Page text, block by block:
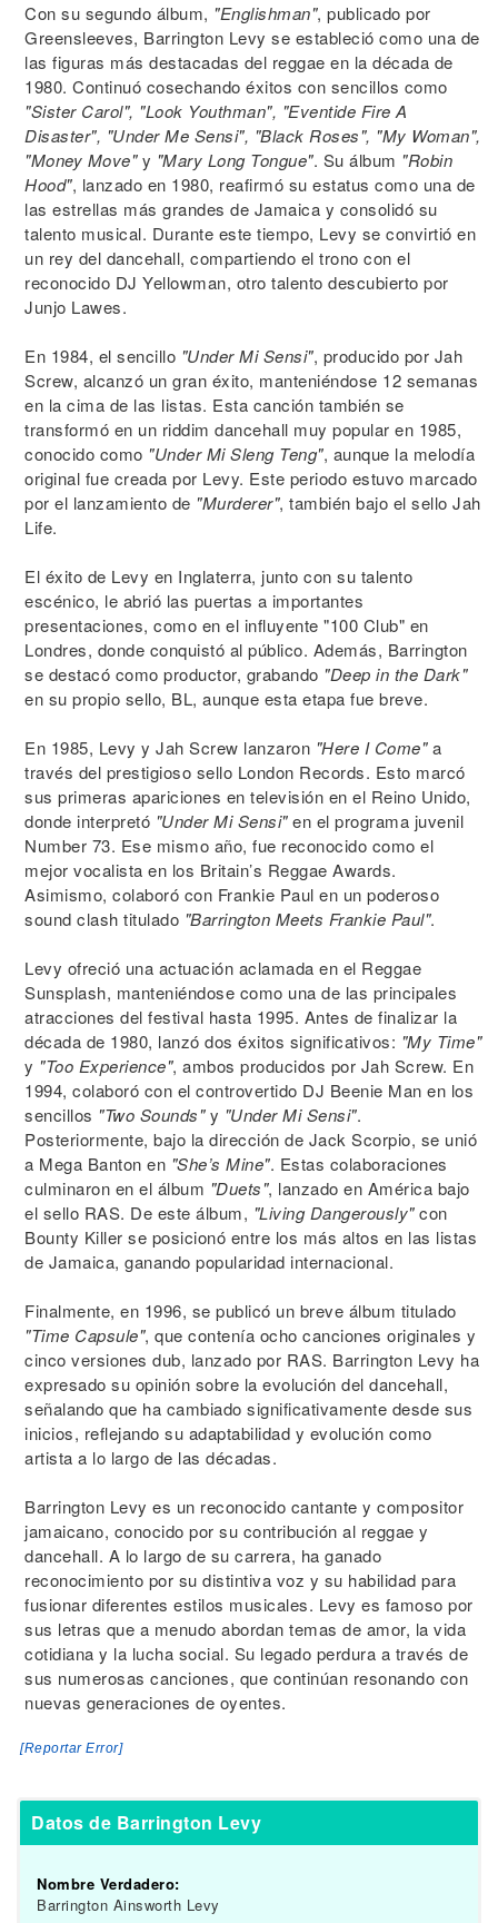
Con su segundo álbum, "Englishman", publicado por
Greensleeves, Barrington Levy se estableció como una de
las figuras más destacadas del reggae en la década de
1980. Continuó cosechando éxitos con sencillos como
"Sister Carol", "Look Youthman", "Eventide Fire A
Disaster", "Under Me Sensi", "Black Roses", "My Woman",
"Money Move"y "Mary Long Tongue". Su álbum "Robin
Hood", lanzado en 1980, reafirmó su estatus como una de
las estrellas más grandes de Jamaica y consolidó su
talento musical. Durante este tiempo, Levy se convirtió en
un rey del dancehall, compartiendo el trono con el
reconocido DJ Yellowman, otro talento descubierto por
Junjo Lawes.
En 1984, el sencillo "Under Mi Sensi", producido por Jah
Screw, alcanzó un gran éxito, manteniéndose 12 semanas
en la cima de las listas. Esta canción también se
transformó en un riddim dancehall muy popular en 1985,
conocido como "Under Mi Sleng Teng", aunque la melodía
original fue creada por Levy. Este periodo estuvo marcado
por el lanzamiento de "Murderer", también bajo el sello Jah
Life.
El éxito de Levy en Inglaterra, junto con su talento
escénico, le abrió las puertas a importantes
presentaciones, como en el influyente "100 Club" en
Londres, donde conquistó al público. Además, Barrington
se destacó como productor, grabando "Deep in the Dark"
en su propio sello, BL, aunque esta etapa fue breve.
En 1985, Levy y Jah Screw lanzaron "Here I Come"a
través del prestigioso sello London Records. Esto marcó
sus primeras apariciones en televisión en el Reino Unido,
donde interpretó "Under Mi Sensi"en el programa juvenil
Number 73. Ese mismo año, fue reconocido como el
mejor vocalista en los Britain’s Reggae Awards.
Asimismo, colaboró con Frankie Paul en un poderoso
sound clash titulado "Barrington Meets Frankie Paul".
Levy ofreció una actuación aclamada en el Reggae
Sunsplash, manteniéndose como una de las principales
atracciones del festival hasta 1995. Antes de finalizar la
década de 1980, lanzó dos éxitos significativos: "My Time"
y "Too Experience", ambos producidos por Jah Screw. En
1994, colaboró con el controvertido DJ Beenie Man en los
sencillos "Two Sounds"y "Under Mi Sensi".
Posteriormente, bajo la dirección de Jack Scorpio, se unió
a Mega Banton en "She’s Mine". Estas colaboraciones
culminaron en el álbum "Duets", lanzado en América bajo
el sello RAS. De este álbum, "Living Dangerously"con
Bounty Killer se posicionó entre los más altos en las listas
de Jamaica, ganando popularidad internacional.
Finalmente, en 1996, se publicó un breve álbum titulado
"Time Capsule", que contenía ocho canciones originales y
cinco versiones dub, lanzado por RAS. Barrington Levy ha
expresado su opinión sobre la evolución del dancehall,
señalando que ha cambiado significativamente desde sus
inicios, reflejando su adaptabilidad y evolución como
artista a lo largo de las décadas.
Barrington Levy es un reconocido cantante y compositor
jamaicano, conocido por su contribución al reggae y
dancehall. A lo largo de su carrera, ha ganado
reconocimiento por su distintiva voz y su habilidad para
fusionar diferentes estilos musicales. Levy es famoso por
sus letras que a menudo abordan temas de amor, la vida
cotidiana y la lucha social. Su legado perdura a través de
sus numerosas canciones, que continúan resonando con
nuevas generaciones de oyentes.
[Reportar Error]
Datos de Barrington Levy
Nombre Verdadero:
Barrington Ainsworth Levy